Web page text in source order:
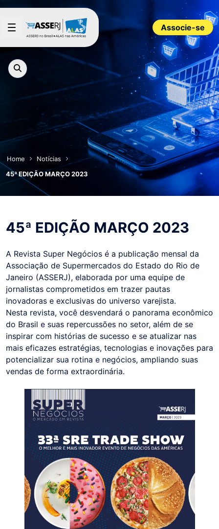
Pular para o Conteúdo principal
Associe-se
Home
Notícias
45ª EDIÇÃO MARÇO 2023
45ª EDIÇÃO MARÇO 2023
A Revista Super Negócios é a publicação mensal da
Associação de Supermercados do Estado do Rio de
Janeiro (ASSERJ), elaborada por uma equipe de
jornalistas comprometidos em trazer pautas
inovadoras e exclusivas do universo varejista.
Nesta revista, você desvendará o panorama econômico
do Brasil e suas repercussões no setor, além de se
inspirar com histórias de sucesso e se atualizar nas
mais eficazes estratégias, tecnologias e inovações para
potencializar sua rotina e negócios, ampliando suas
vendas de forma extraordinária.